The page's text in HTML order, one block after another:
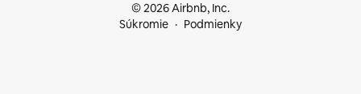
© 2026 Airbnb, Inc.
Súkromie
Podmienky